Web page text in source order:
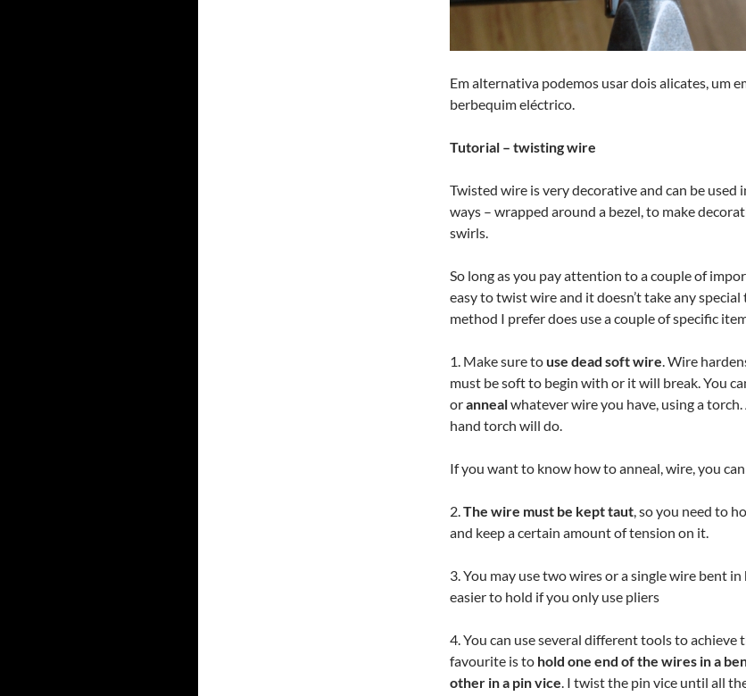
Em alternativa podemos usar dois alicates, um
berbequim eléctrico.
Tutorial – twisting wire
Twisted wire is very decorative and can be used
ways – wrapped around a bezel, to make
swirls.
So long as you pay attention to a couple of
easy to twist wire and it doesn’t take any
method I prefer does use a couple of specific
1. Make sure touse dead soft wire. Wire
must be soft to begin with or it will break. You
orannealwhatever wire you have, using a
hand torch will do.
If you want to know how to anneal, wire, you can
2.The wire must be kept taut, so you need to
and keep a certain amount of tension on it.
3. You may use two wires or a single wire bent in
easier to hold if you only use pliers
4. You can use several different tools to achieve
favourite is to hold one end of the wires in a
other in a pin vice. I twist the pin vice until all